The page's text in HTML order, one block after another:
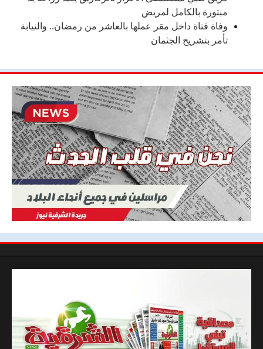
مبتورة بالكامل لمريض
وفاة فتاة داخل مقر عملها بالعاشر من رمضان.. والنيابة
تأمر بتشريح الجثمان